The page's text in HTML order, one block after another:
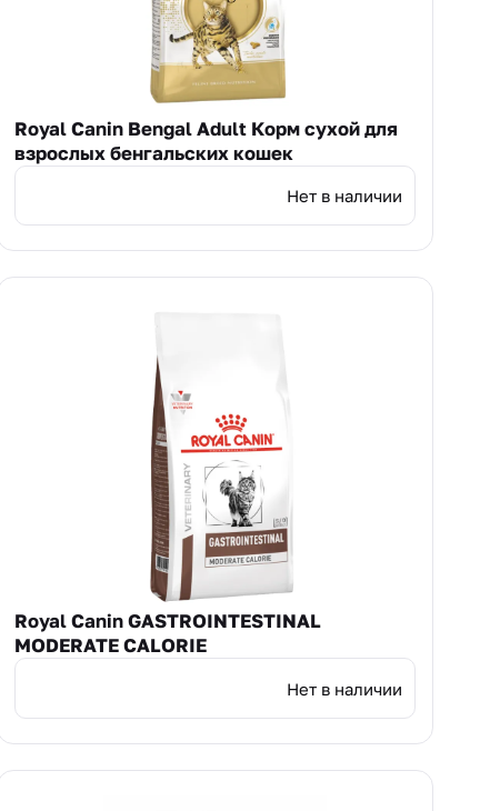
Royal Canin Bengal Adult Корм сухой для
взрослых бенгальских кошек
Нет в наличии
Royal Canin GASTROINTESTINAL
MODERATE CALORIE
Нет в наличии